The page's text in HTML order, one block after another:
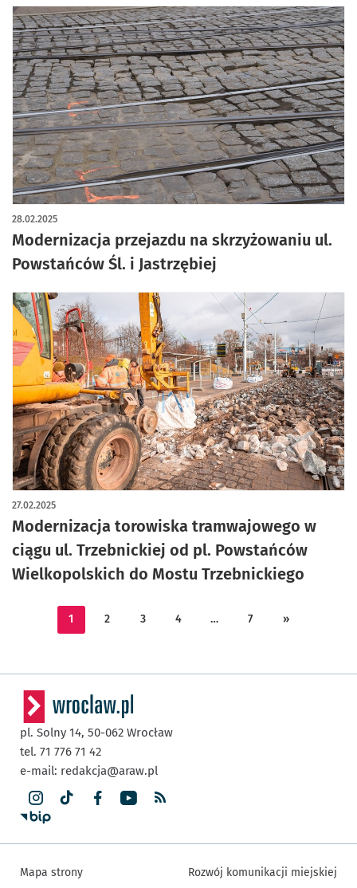
Modernizacja przejazdu na skrzyżowaniu ul.
Powstańców Śl. i Jastrzębiej
28.02.2025
Modernizacja torowiska tramwajowego w
ciągu ul. Trzebnickiej od pl. Powstańców
Wielkopolskich do Mostu Trzebnickiego
27.02.2025
1 2 3 4 … 7 »
pl. Solny 14, 50-062 Wrocław
tel. 71 776 71 42
e-mail: redakcja@araw.pl
Mapa strony Rozwój komunikacji miejskiej